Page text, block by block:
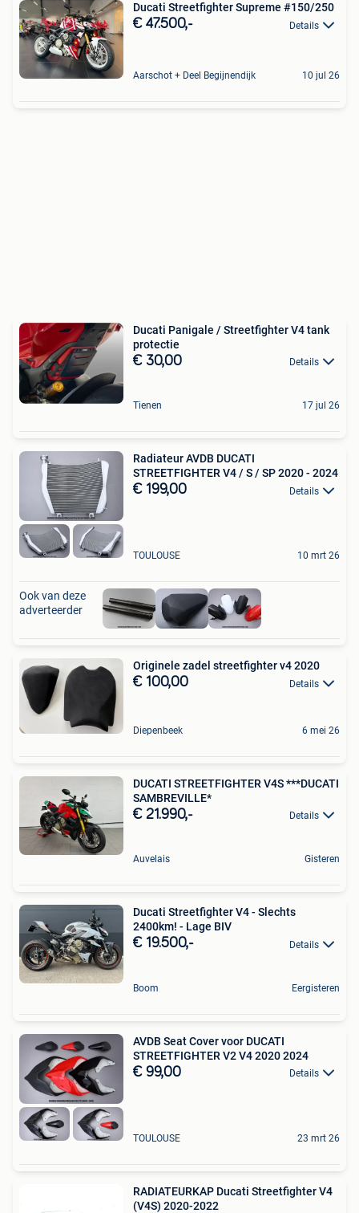
Ducati Streetfighter Supreme #150/250
€ 47.500,- Details
Aarschot + Deel Begijnendijk 10 jul 26
Ducati Panigale / Streetfighter V4 tank
protectie
€ 30,00 Details
Tienen 17 jul 26
Radiateur AVDB DUCATI
STREETFIGHTER V4 / S / SP 2020 - 2024
€ 199,00 Details
TOULOUSE 10 mrt 26
Ook van deze
adverteerder
Originele zadel streetfighter v4 2020
€ 100,00 Details
Diepenbeek 6 mei 26
DUCATI STREETFIGHTER V4S ***DUCATI
SAMBREVILLE*
€ 21.990,- Details
Auvelais Gisteren
Ducati Streetfighter V4 - Slechts
2400km! - Lage BIV
€ 19.500,- Details
Boom Eergisteren
AVDB Seat Cover voor DUCATI
STREETFIGHTER V2 V4 2020 2024
€ 99,00 Details
TOULOUSE 23 mrt 26
RADIATEURKAP Ducati Streetfighter V4
(V4S) 2020-2022